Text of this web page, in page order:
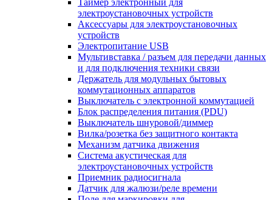
Таймер электронный для
электроустановочных устройств
Аксессуары для электроустановочных
устройств
Электропитание USB
Мультивставка / разъем для передачи данных
и для подключения техники связи
Держатель для модульных бытовых
коммутационных аппаратов
Выключатель с электронной коммутацией
Блок распределения питания (PDU)
Выключатель шнуровой/диммер
Вилка/розетка без защитного контакта
Механизм датчика движения
Система акустическая для
электроустановочных устройств
Приемник радиосигнала
Датчик для жалюзи/реле времени